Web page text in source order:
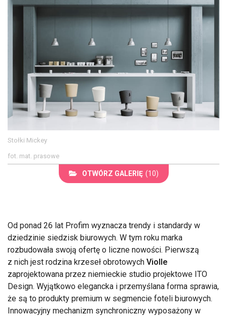
Stołki Mickey
fot. mat. prasowe
OTWÓRZ GALERIĘ (10)
Od ponad 26 lat Profim wyznacza trendy i standardy w
dziedzinie siedzisk biurowych. W tym roku marka
rozbudowała swoją ofertę o liczne nowości. Pierwszą
z nich jest rodzina krzeseł obrotowych Violle
zaprojektowana przez niemieckie studio projektowe ITO
Design. Wyjątkowo elegancka i przemyślana forma sprawia,
że są to produkty premium w segmencie foteli biurowych.
Innowacyjny mechanizm synchroniczny wyposażony w